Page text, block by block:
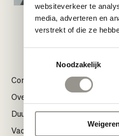
websiteverkeer te
media, adverteren en
verstrekt of die ze
Noodzakelijk
Contact & Winkels
Over Loft
Duurzaamheid
Vacatures